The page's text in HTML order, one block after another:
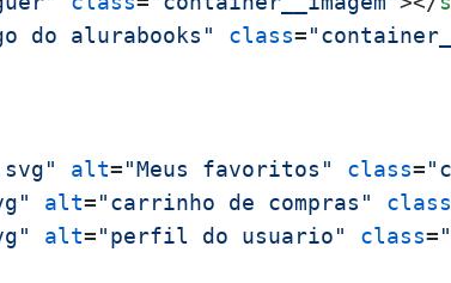
do alurabooks" class=
alt="Meus favoritos" class=
alt="carrinho de compras" class
alt="perfil do usuario" class=